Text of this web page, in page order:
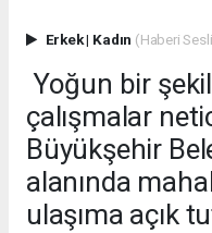
Erkek| Kadın (Haberi
Yoğun bir
çalışmalar
Büyükşehir
alanında
ulaşıma açık